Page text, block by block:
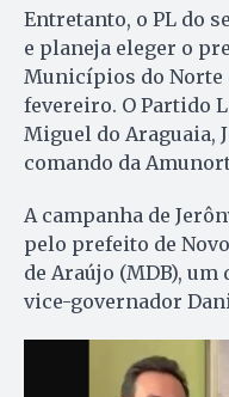
Entretanto, o PL do
e planeja eleger o
Municípios do Norte
fevereiro. O Partido
Miguel do Araguaia,
comando da
A campanha de
pelo prefeito de
de Araújo (MDB),
vice-governador